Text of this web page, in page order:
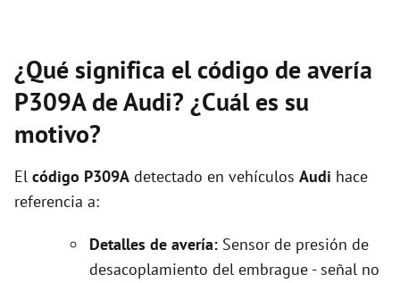
¿Qué significa el código de avería
P309A de Audi? ¿Cuál es su
motivo?
El código P309A detectado en vehículos Audi hace
referencia a:
Detalles de avería: Sensor de presión de
desacoplamiento del embrague - señal no